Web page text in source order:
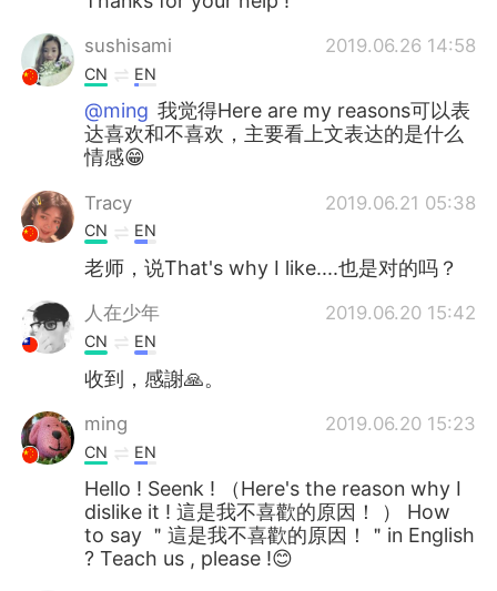
sushisami 2019.06.26 14:58
CN EN
@ming 我觉得Here are my reasons可以表
达喜欢和不喜欢，主要看上文表达的是什么
情感😁
Tracy 2019.06.21 05:38
CN EN
老师，说That's why I like....也是对的吗？
人在少年 2019.06.20 15:42
CN EN
收到，感謝🙏。
ming 2019.06.20 15:23
CN EN
Hello ! Seenk ! （Here's the reason why I
dislike it ! 這是我不喜歡的原因！ ） How
to say ＂這是我不喜歡的原因！＂in English
? Teach us , please !😊